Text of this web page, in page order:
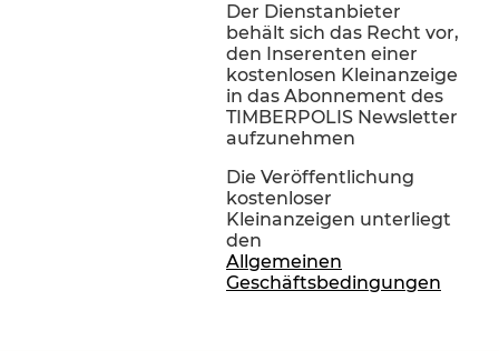
Der Dienstanbieter
behält sich das Recht vor,
den Inserenten einer
kostenlosen Kleinanzeige
in das Abonnement des
TIMBERPOLIS Newsletter
aufzunehmen
Die Veröffentlichung
kostenloser
Kleinanzeigen unterliegt
den
Allgemeinen
Geschäftsbedingungen